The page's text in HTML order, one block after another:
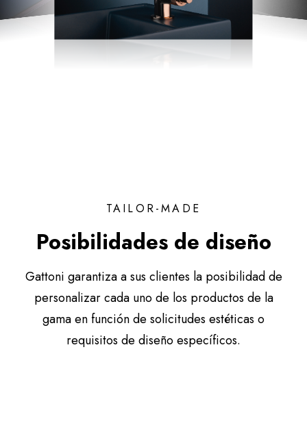
TAILOR-MADE
Posibilidades de diseño
Gattoni garantiza a sus clientes la posibilidad de
personalizar cada uno de los productos de la
gama en función de solicitudes estéticas o
requisitos de diseño específicos.